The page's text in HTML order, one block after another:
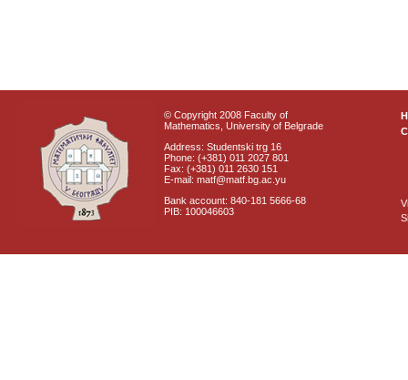
© Copyright 2008 Faculty of
Mathematics, University of Belgrade
Address: Studentski trg 16
Phone: (+381) 011 2027 801
Fax: (+381) 011 2630 151
E-mail: matf@matf.bg.ac.yu
Bank account: 840-181 5666-68
PIB: 100046603